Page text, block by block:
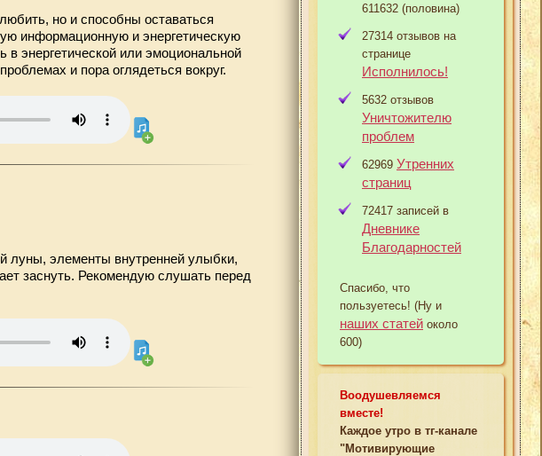
но и способны оставаться
информационную и энергетическую
в энергетической или эмоциональной
и пора оглядеться вокруг.
луны, элементы внутренней улыбки,
заснуть. Рекомендую слушать перед
611632 (половина)
27314 отзывов на
странице
Исполнилось!
5632 отзывов
Уничтожителю
проблем
62969 Утренних
страниц
72417 записей в
Дневнике
Благодарностей
Спасибо, что
пользуетесь! (Ну и
наших статей около
600)
Воодушевляемся
вместе!
Каждое утро в тг-канале
"Мотивирующие